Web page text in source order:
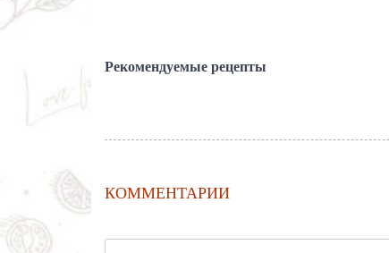
Рекомендуемые рецепты
КОММЕНТАРИИ